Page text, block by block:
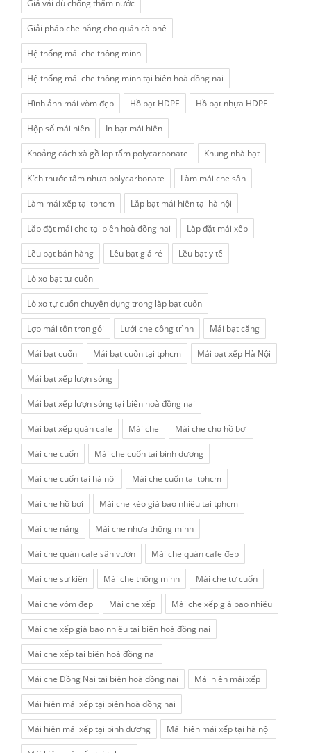
Giá vải dù chống thấm nước
Giải pháp che nắng cho quán cà phê
Hệ thống mái che thông minh
Hệ thống mái che thông minh tại biên hoà đồng nai
Hình ảnh mái vòm đẹp Hồ bạt HDPE Hồ bạt nhựa HDPE
Hộp số mái hiên In bạt mái hiên
Khoảng cách xà gồ lợp tấm polycarbonate Khung nhà bạt
Kích thước tấm nhựa polycarbonate Làm mái che sân
Làm mái xếp tại tphcm Lắp bạt mái hiên tại hà nội
Lắp đặt mái che tại biên hoà đồng nai Lắp đặt mái xếp
Lều bạt bán hàng Lều bạt giá rẻ Lều bạt y tế
Lò xo bạt tự cuốn
Lò xo tự cuốn chuyên dụng trong lắp bạt cuốn
Lợp mái tôn trọn gói Lưới che công trình Mái bạt căng
Mái bạt cuốn Mái bạt cuốn tại tphcm Mái bạt xếp Hà Nội
Mái bạt xếp lượn sóng
Mái bạt xếp lượn sóng tại biên hoà đồng nai
Mái bạt xếp quán cafe Mái che Mái che cho hồ bơi
Mái che cuốn Mái che cuốn tại bình dương
Mái che cuốn tại hà nội Mái che cuốn tại tphcm
Mái che hồ bơi Mái che kéo giá bao nhiêu tại tphcm
Mái che nắng Mái che nhựa thông minh
Mái che quán cafe sân vườn Mái che quán cafe đẹp
Mái che sự kiện Mái che thông minh Mái che tự cuốn
Mái che vòm đẹp Mái che xếp Mái che xếp giá bao nhiêu
Mái che xếp giá bao nhiêu tại biên hoà đồng nai
Mái che xếp tại biên hoà đồng nai
Mái che Đồng Nai tại biên hoà đồng nai Mái hiên mái xếp
Mái hiên mái xếp tại biên hoà đồng nai
Mái hiên mái xếp tại bình dương Mái hiên mái xếp tại hà nội